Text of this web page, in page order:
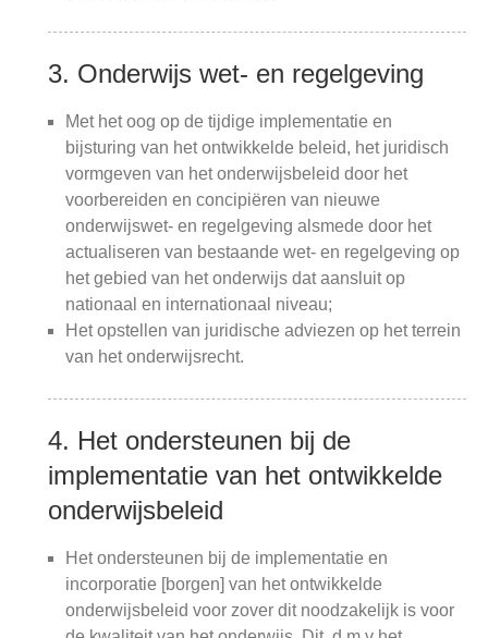
3. Onderwijs wet- en regelgeving
Met het oog op de tijdige implementatie en
bijsturing van het ontwikkelde beleid, het juridisch
vormgeven van het onderwijsbeleid door het
voorbereiden en concipiëren van nieuwe
onderwijswet- en regelgeving alsmede door het
actualiseren van bestaande wet- en regelgeving op
het gebied van het onderwijs dat aansluit op
nationaal en internationaal niveau;
Het opstellen van juridische adviezen op het terrein
van het onderwijsrecht.
4. Het ondersteunen bij de
implementatie van het ontwikkelde
onderwijsbeleid
Het ondersteunen bij de implementatie en
incorporatie [borgen] van het ontwikkelde
onderwijsbeleid voor zover dit noodzakelijk is voor